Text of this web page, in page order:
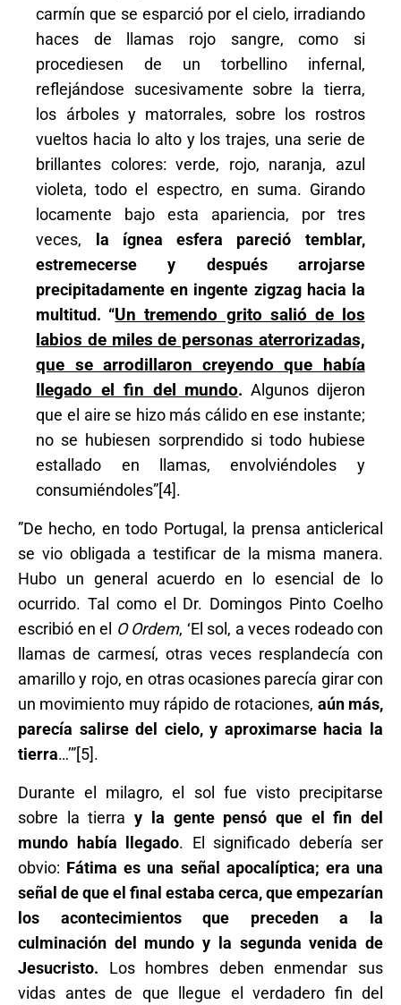
carmín que se esparció por el cielo, irradiando
haces de llamas rojo sangre, como si
procediesen de un torbellino infernal,
reflejándose sucesivamente sobre la tierra,
los árboles y matorrales, sobre los rostros
vueltos hacia lo alto y los trajes, una serie de
brillantes colores: verde, rojo, naranja, azul
violeta, todo el espectro, en suma. Girando
locamente bajo esta apariencia, por tres
veces,
la ígnea esfera pareció temblar,
estremecerse y después arrojarse
precipitadamente en ingente zigzag hacia la
multitud. “Un tremendo grito salió de los
labios de miles de personas aterrorizadas,
que se arrodillaron creyendo que había
llegado el fin del mundo. Algunos dijeron
que el aire se hizo más cálido en ese instante;
no se hubiesen sorprendido si todo hubiese
estallado en llamas, envolviéndoles y
consumiéndoles”[4].
”De hecho, en todo Portugal, la prensa anticlerical
se vio obligada a testificar de la misma manera.
Hubo un general acuerdo en lo esencial de lo
ocurrido. Tal como el Dr. Domingos Pinto Coelho
escribió en el O Ordem, ‘El sol, a veces rodeado con
llamas de carmesí, otras veces resplandecía con
amarillo y rojo, en otras ocasiones parecía girar con
un movimiento muy rápido de rotaciones, aún más,
parecía salirse del cielo, y aproximarse hacia la
tierra…’”[5].
Durante el milagro, el sol fue visto precipitarse
sobre la tierray la gente pensó que el fin del
mundo había llegado. El significado debería ser
obvio: Fátima es una señal apocalíptica; era una
señal de que el final estaba cerca, que empezarían
los acontecimientos que preceden a la
culminación del mundo y la segunda venida de
Jesucristo. Los hombres deben enmendar sus
vidas antes de que llegue el verdadero fin del